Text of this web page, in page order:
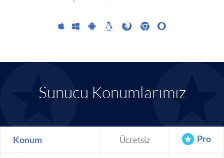
Sunucu Konumlarımız
Konum Ücretsiz Pro